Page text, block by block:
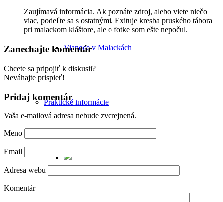
Vianoce v Malackách
Praktické informácie
Zaujímavá informácia. Ak poznáte zdroj, alebo viete niečo
viac, podeľte sa s ostatnými. Exituje kresba pruského tábora
pri malackom kláštore, ale o fotke som ešte nepočul.
Zanechajte komentár
Chcete sa pripojiť k diskusii?
Neváhajte prispieť!
Pridaj komentár
Vaša e-mailová adresa nebude zverejnená.
Meno
Email
Adresa webu
Komentár